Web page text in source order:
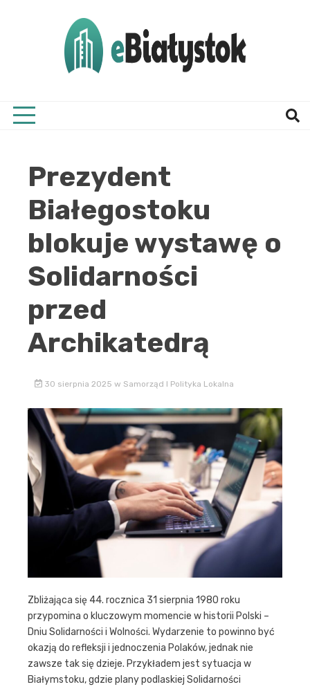
Prezydent
Białegostoku
blokuje wystawę o
Solidarności
przed
Archikatedrą
30 sierpnia 2025 w Samorząd I Polityka Lokalna
Zbliżająca się 44. rocznica 31 sierpnia 1980 roku
przypomina o kluczowym momencie w historii Polski –
Dniu Solidarności i Wolności. Wydarzenie to powinno być
okazją do refleksji i jednoczenia Polaków, jednak nie
zawsze tak się dzieje. Przykładem jest sytuacja w
Białymstoku, gdzie plany podlaskiej Solidarności